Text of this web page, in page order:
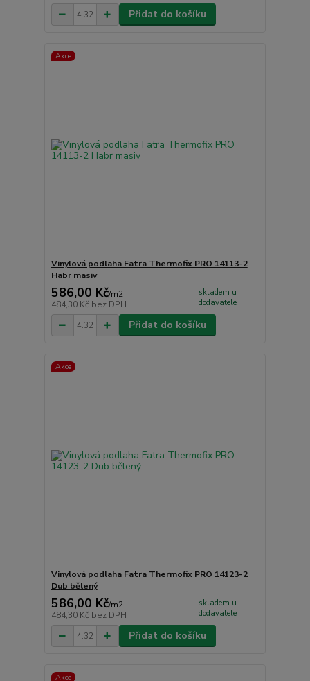
Přidat do košíku
Akce
Vinylová podlaha Fatra Thermofix PRO 14113-2
Habr masiv
586,00 Kč/m2
484,30 Kč bez DPH
skladem u
dodavatele
Přidat do košíku
Akce
Vinylová podlaha Fatra Thermofix PRO 14123-2
Dub bělený
586,00 Kč/m2
484,30 Kč bez DPH
skladem u
dodavatele
Přidat do košíku
Akce